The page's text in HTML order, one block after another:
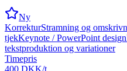
Ny
KorrekturStramning og
tjekKeynote / PowerPoint design
tekstproduktion og variationer
Timepris
400 DKK/t